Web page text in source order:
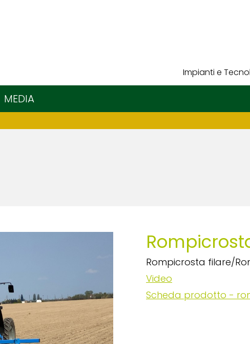
Impianti e
MEDIA
Rompicrosta filare/
Video
Scheda prodotto -